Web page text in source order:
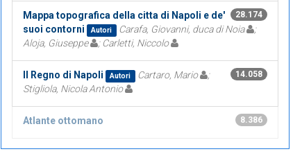
28.174
Mappa topografica della citta di Napoli e de'
suoi contorni
Autori Carafa, Giovanni, duca di Noia
;
Aloja, Giuseppe
; Carletti, Niccolo
14.058
Il Regno di Napoli Autori Cartaro, Mario
;
Stigliola, Nicola Antonio
8.386
Atlante ottomano